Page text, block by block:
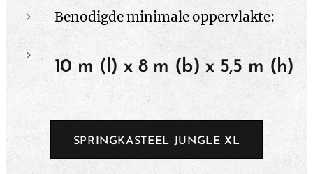
Benodigde minimale oppervlakte:
10 m (l) x 8 m (b) x 5,5 m (h)
SPRINGKASTEEL JUNGLE XL